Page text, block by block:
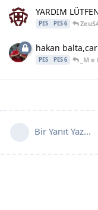
YARDIM
PES PES 6
hakan
PES PES 6 _M e
Bir Yanıt Yaz...